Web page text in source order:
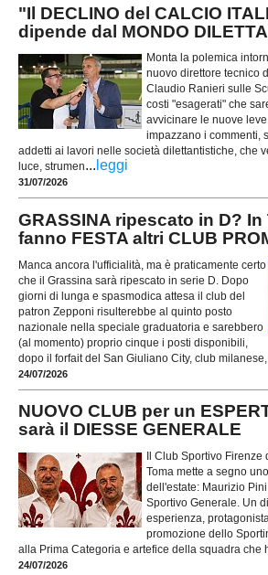
"Il DECLINO del CALCIO
dipende dal MONDO
Monta la polemica
nuovo direttore tecnico
Claudio Ranieri sulle
costi "esagerati" che
avvicinare le nuove
impazzano i commenti,
addetti ai lavori nelle società dilettantistiche, che
luce, strumen... leggi
31/07/2026
GRASSINA ripescato in D? In
fanno FESTA altri CLUB
Manca ancora l'ufficialità, ma è praticamente certo
che il Grassina sarà ripescato in serie D. Dopo
giorni di lunga e spasmodica attesa il club del
patron Zepponi risulterebbe al quinto posto
nazionale nella speciale graduatoria e sarebbero
(al momento) proprio cinque i posti disponibili,
dopo il forfait del San Giuliano City, club
24/07/2026
NUOVO CLUB per un
sarà il DIESSE GENERALE
Il Club Sportivo Firenze
Toma mette a segno
dell'estate: Maurizio
Sportivo Generale. Un
esperienza,
promozione dello
alla Prima Categoria e artefice della squadra che
24/07/2026